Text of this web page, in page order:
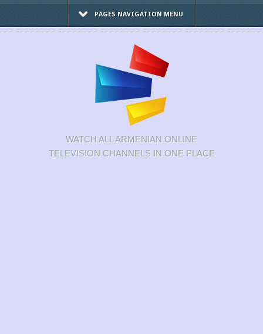
PAGES NAVIGATION MENU
WATCH ALL ARMENIAN ONLINE
TELEVISION CHANNELS IN ONE PLACE